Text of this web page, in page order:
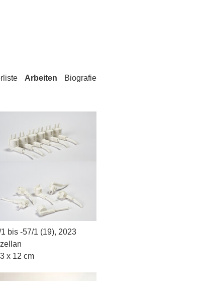
Arbeiten Biografie
bis -57/1 (19), 2023
x 12 cm